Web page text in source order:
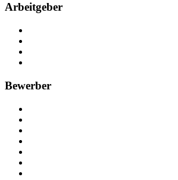
Arbeitgeber
Bewerber